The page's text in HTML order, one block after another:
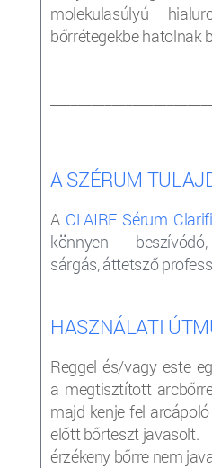
molekulasúlyú
bőrrétegekbe hatolnak
A SZÉRUM
A CLAIRE Sérum
könnyen
sárgás, áttetsző
HASZNÁLATI
Reggel és/vagy este
a megtisztított
majd kenje fel
előtt bőrteszt javasolt.
érzékeny bőrre nem